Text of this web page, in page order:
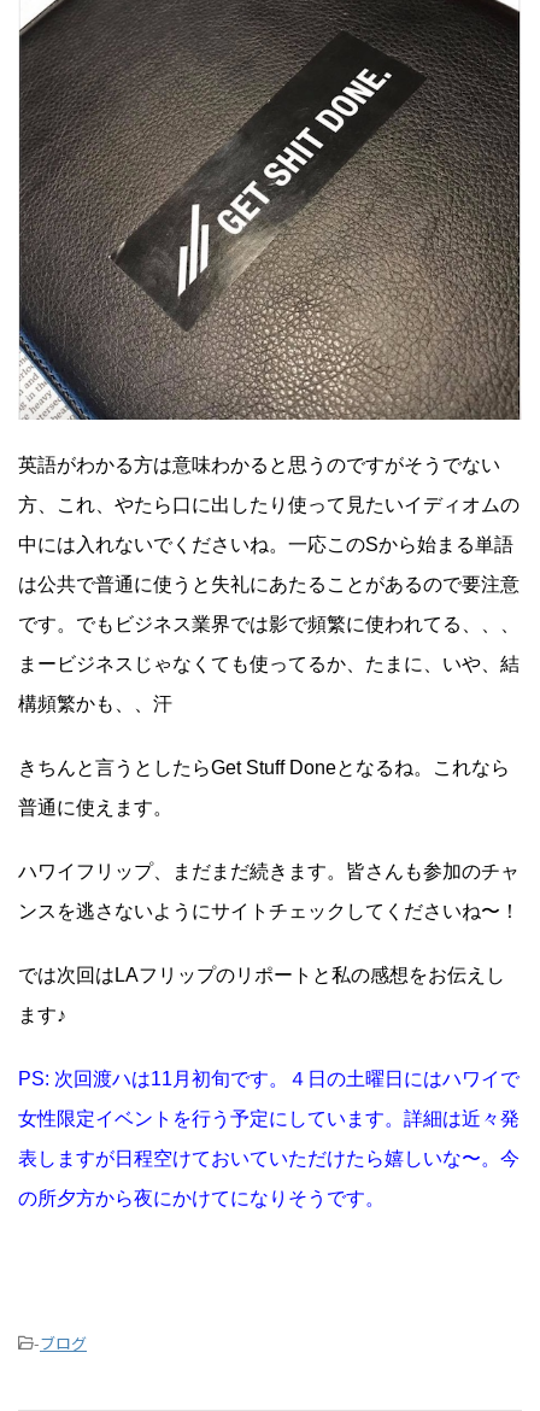
英語がわかる方は意味わかると思うのですがそうでない
方、これ、やたら口に出したり使って見たいイディオムの
中には入れないでくださいね。一応このSから始まる単語
は公共で普通に使うと失礼にあたることがあるので要注意
です。でもビジネス業界では影で頻繁に使われてる、、、
まービジネスじゃなくても使ってるか、たまに、いや、結
構頻繁かも、、汗
きちんと言うとしたらGet Stuff Doneとなるね。これなら
普通に使えます。
ハワイフリップ、まだまだ続きます。皆さんも参加のチャ
ンスを逃さないようにサイトチェックしてくださいね〜！
では次回はLAフリップのリポートと私の感想をお伝えし
ます♪
PS: 次回渡ハは11月初旬です。４日の土曜日にはハワイで
女性限定イベントを行う予定にしています。詳細は近々発
表しますが日程空けておいていただけたら嬉しいな〜。今
の所夕方から夜にかけてになりそうです。
-ブログ